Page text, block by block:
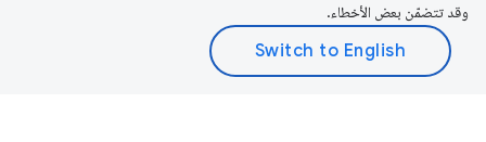
وقد تتضمّن بعض الأخطاء.